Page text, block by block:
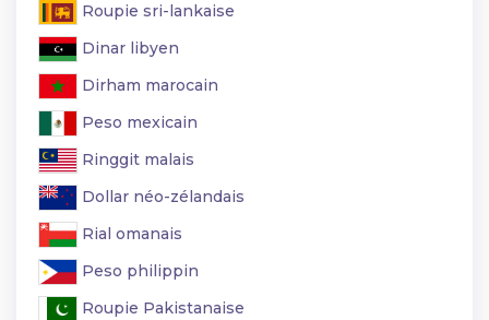
Roupie sri-lankaise
Dinar libyen
Dirham marocain
Peso mexicain
Ringgit malais
Dollar néo-zélandais
Rial omanais
Peso philippin
Roupie Pakistanaise